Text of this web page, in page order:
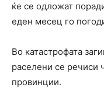
ќе се одложат
еден месец го
Во катастрофата
раселени се речиси
провинции.